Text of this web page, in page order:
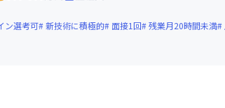
ン選考可 新技術に積極的 面接1回 残業月20時間未満